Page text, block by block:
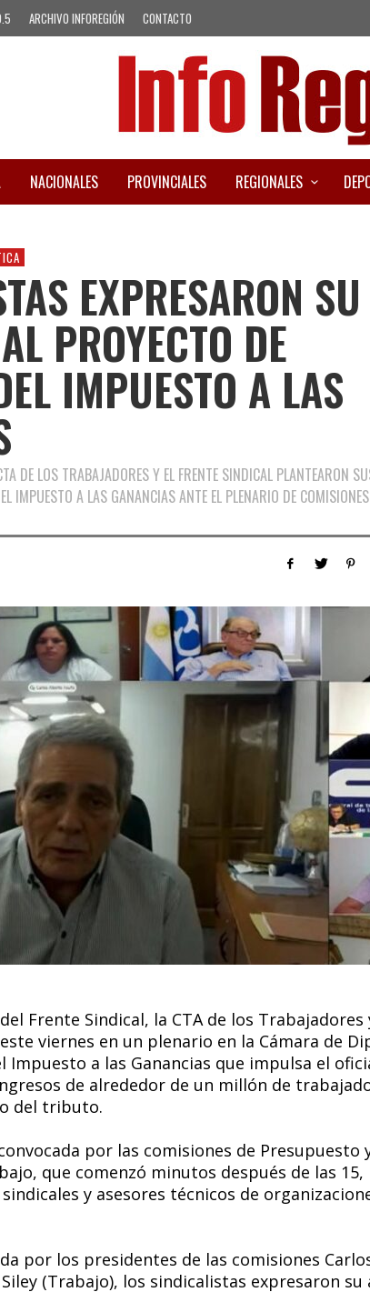
ARCHIVO INFOREGIÓN CONTACTO
NACIONALES PROVINCIALES REGIONALES
EXPRESARON SU
PROYECTO DE
IMPUESTO A LAS
DE LOS TRABAJADORES Y EL FRENTE SINDICAL PLANTEARON
IMPUESTO A LAS GANANCIAS ANTE EL PLENARIO DE
Frente Sindical, la CTA de los Trabajadores
viernes en un plenario en la Cámara de
a las Ganancias que impulsa el
de alrededor de un millón de
del tributo.
por las comisiones de Presupuesto
que comenzó minutos después de las 15,
y asesores técnicos de
por los presidentes de las comisiones
(Trabajo), los sindicalistas expresaron su